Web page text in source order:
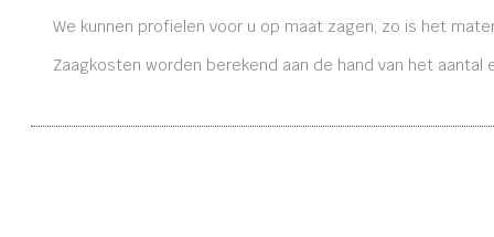
We kunnen profielen voor u op maat zagen, zo is het
Zaagkosten worden berekend aan de hand van het